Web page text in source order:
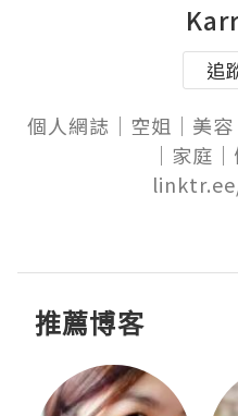
追
個人網誌｜空姐｜美
｜家庭
推薦博客